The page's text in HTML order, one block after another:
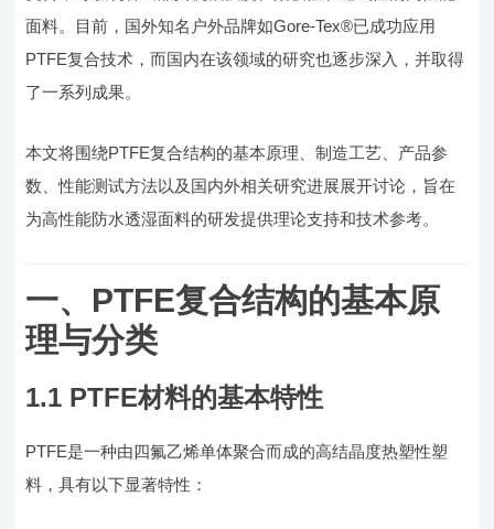
面料。目前，国外知名户外品牌如Gore-Tex®已成功应用
PTFE复合技术，而国内在该领域的研究也逐步深入，并取得
了一系列成果。
本文将围绕PTFE复合结构的基本原理、制造工艺、产品参
数、性能测试方法以及国内外相关研究进展展开讨论，旨在
为高性能防水透湿面料的研发提供理论支持和技术参考。
一、PTFE复合结构的基本原
理与分类
1.1 PTFE材料的基本特性
PTFE是一种由四氟乙烯单体聚合而成的高结晶度热塑性塑
料，具有以下显著特性：